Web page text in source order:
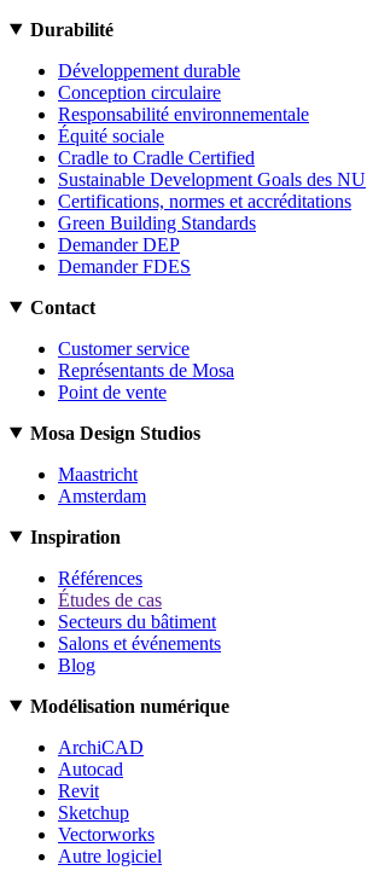
Durabilité
Développement durable
Conception circulaire
Responsabilité environnementale
Équité sociale
Cradle to Cradle Certified
Sustainable Development Goals des NU
Certifications, normes et accréditations
Green Building Standards
Demander DEP
Demander FDES
Contact
Customer service
Représentants de Mosa
Point de vente
Mosa Design Studios
Maastricht
Amsterdam
Inspiration
Références
Études de cas
Secteurs du bâtiment
Salons et événements
Blog
Modélisation numérique
ArchiCAD
Autocad
Revit
Sketchup
Vectorworks
Autre logiciel